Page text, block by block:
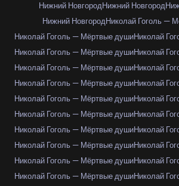
Нижний НовгородНижний Новгород
Нижний НовгородНиколай Гоголь —
Николай Гоголь — Мёртвые душиНиколай
Николай Гоголь — Мёртвые душиНиколай
Николай Гоголь — Мёртвые душиНиколай
Николай Гоголь — Мёртвые душиНиколай
Николай Гоголь — Мёртвые душиНиколай
Николай Гоголь — Мёртвые душиНиколай
Николай Гоголь — Мёртвые душиНиколай
Николай Гоголь — Мёртвые душиНиколай
Николай Гоголь — Мёртвые душиНиколай
Николай Гоголь — Мёртвые душиНиколай